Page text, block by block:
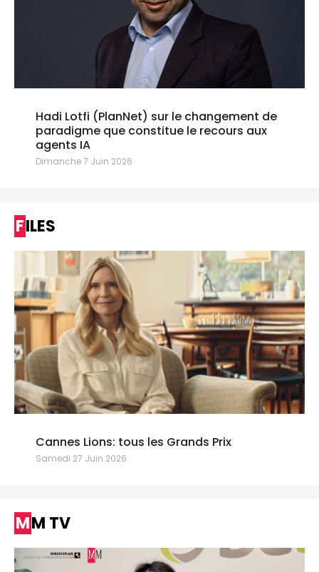
Hadi Lotfi (PlanNet) sur le changement de
paradigme que constitue le recours aux
agents IA
Dimanche 7 Juin 2026
FILES
Cannes Lions: tous les Grands Prix
Samedi 27 Juin 2026
MM TV